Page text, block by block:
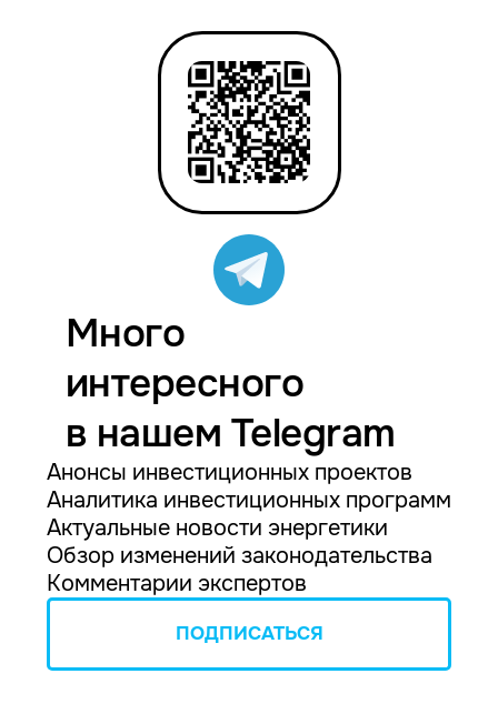
Много
интересного
в нашем Telegram
Анонсы инвестиционных проектов
Аналитика инвестиционных программ
Актуальные новости энергетики
Обзор изменений законодательства
Комментарии экспертов
ПОДПИСАТЬСЯ